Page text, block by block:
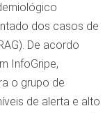
dos casos de
De acordo
InfoGripe,
o grupo de
de alerta e alto